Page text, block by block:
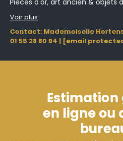
Pièces d'or, art ancien & objets
Voir plus
Contact: Mademoiselle
01 55 28 80 94 | [email
en ligne ou